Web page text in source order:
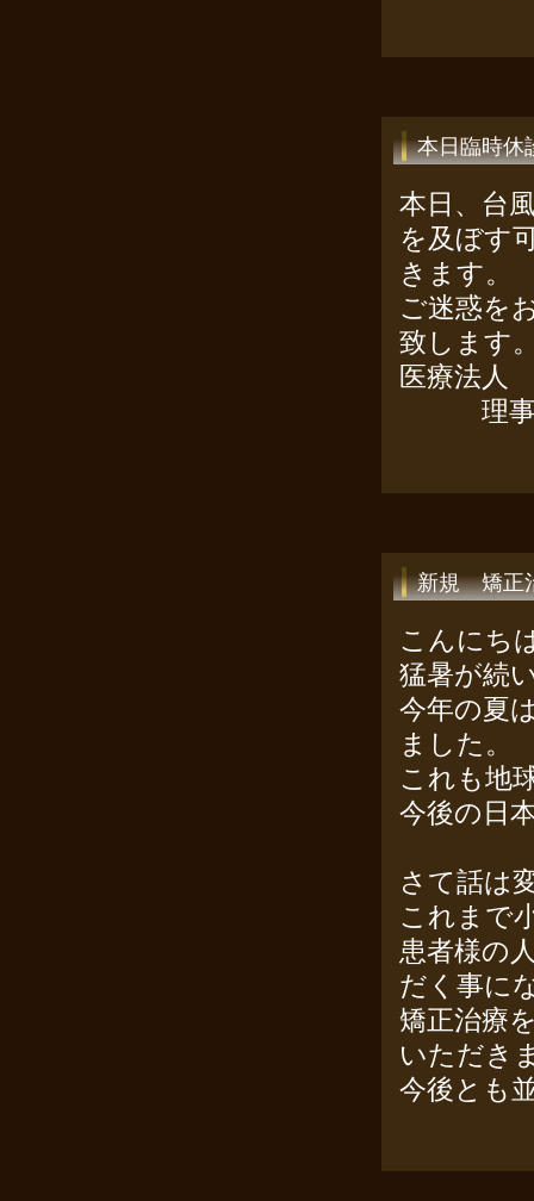
本日臨時休
本日、台
を及ぼす
きます。
ご迷惑を
致します
医療法人
理事
新規 矯正
こんにち
猛暑が続
今年の夏
ました。
これも地
今後の日
さて話は
これまで
患者様の
だく事に
矯正治療
いただき
今後とも